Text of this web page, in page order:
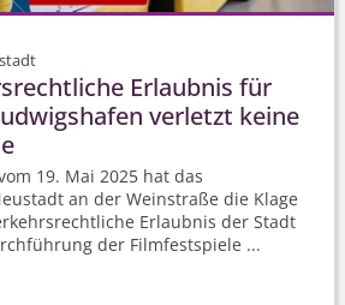
Erlaubnis für
verletzt keine
19. Mai 2025 hat das
an der Weinstraße die Klage
Erlaubnis der Stadt
der Filmfestspiele ...